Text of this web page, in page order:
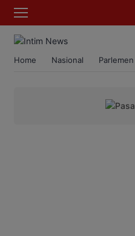
Home Nasional Parlemen